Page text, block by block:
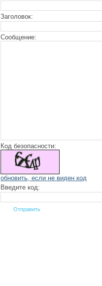
Заголовок:
Сообщение:
Код безопасности:
обновить, если не виден код
Введите код: